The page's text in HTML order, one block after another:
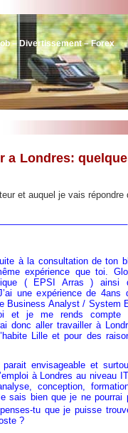
– Divertissement – Forex
a Londres:
et auquel je vais
à la consultation de ton
expérience que toi.
( EPSI Arras ) ainsi
une expérience de 4ans
Business Analyst / System
et je me rends
donc aller travailler à
Lille et pour des
envisageable et
à Londres au niveau
conception,
sais bien que je ne pourrai
tu que je puisse
?